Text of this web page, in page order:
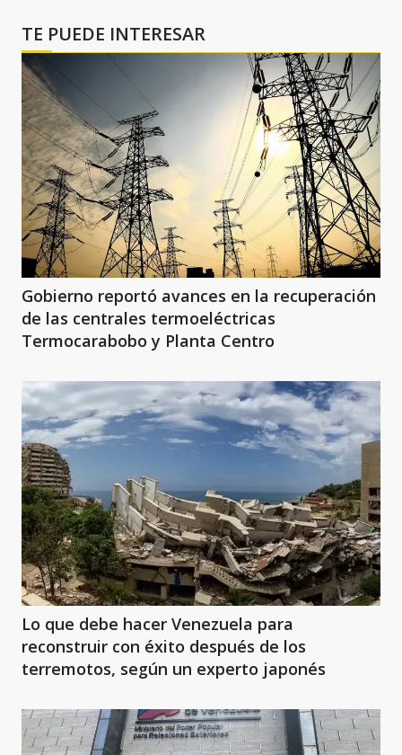
TE PUEDE INTERESAR
Gobierno reportó avances en la recuperación
de las centrales termoeléctricas
Termocarabobo y Planta Centro
Lo que debe hacer Venezuela para
reconstruir con éxito después de los
terremotos, según un experto japonés